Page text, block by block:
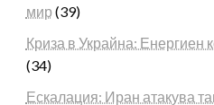
мир (39)
Криза в Украйна: Енергиен
(34)
Ескалация: Иран атакува